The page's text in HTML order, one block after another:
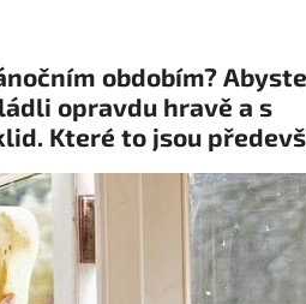
obdobím?
opravdu hravě a s
Které to jsou